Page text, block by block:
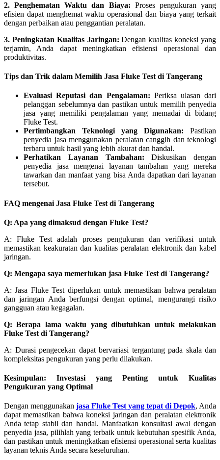
2. Penghematan Waktu dan Biaya: Proses pengukuran yang
efisien dapat menghemat waktu operasional dan biaya yang terkait
dengan perbaikan atau penggantian peralatan.
3. Peningkatan Kualitas Jaringan: Dengan kualitas koneksi yang
terjamin, Anda dapat meningkatkan efisiensi operasional dan
produktivitas.
Tips dan Trik dalam Memilih Jasa Fluke Test di Tangerang
Evaluasi Reputasi dan Pengalaman: Periksa ulasan dari
pelanggan sebelumnya dan pastikan untuk memilih penyedia
jasa yang memiliki pengalaman yang memadai di bidang
Fluke Test.
Pertimbangkan Teknologi yang Digunakan: Pastikan
penyedia jasa menggunakan peralatan canggih dan teknologi
terbaru untuk hasil yang lebih akurat dan handal.
Perhatikan Layanan Tambahan: Diskusikan dengan
penyedia jasa mengenai layanan tambahan yang mereka
tawarkan dan manfaat yang bisa Anda dapatkan dari layanan
tersebut.
FAQ mengenai Jasa Fluke Test di Tangerang
Q: Apa yang dimaksud dengan Fluke Test?
A: Fluke Test adalah proses pengukuran dan verifikasi untuk
memastikan keakuratan dan kualitas peralatan elektronik dan kabel
jaringan.
Q: Mengapa saya memerlukan jasa Fluke Test di Tangerang?
A: Jasa Fluke Test diperlukan untuk memastikan bahwa peralatan
dan jaringan Anda berfungsi dengan optimal, mengurangi risiko
gangguan atau kegagalan.
Q: Berapa lama waktu yang dibutuhkan untuk melakukan
Fluke Test di Tangerang?
A: Durasi pengecekan dapat bervariasi tergantung pada skala dan
kompleksitas pengukuran yang perlu dilakukan.
Kesimpulan: Investasi yang Penting untuk Kualitas
Pengukuran yang Optimal
Dengan menggunakan jasa Fluke Test yang tepat di Depok, Anda
dapat memastikan bahwa koneksi jaringan dan peralatan elektronik
Anda tetap stabil dan handal. Manfaatkan konsultasi awal dengan
penyedia jasa, pilihlah yang terbaik untuk kebutuhan spesifik Anda,
dan pastikan untuk meningkatkan efisiensi operasional serta kualitas
layanan teknis Anda secara keseluruhan.